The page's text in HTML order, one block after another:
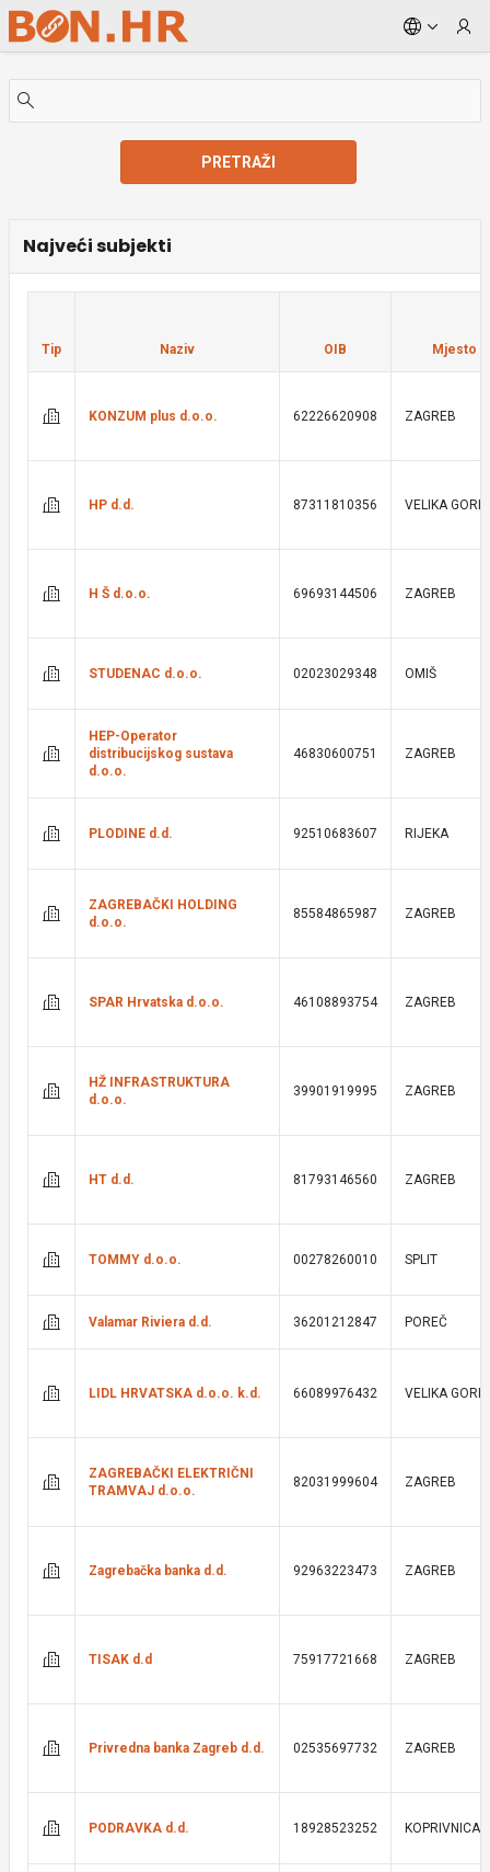
Skip to Main Content
PRETRAŽI
Najveći subjekti
Tip Naziv OIB Mjesto
KONZUM plus d.o.o. 62226620908 ZAGREB
HP d.d. 87311810356 VELIKA
H Š d.o.o. 69693144506 ZAGREB
STUDENAC d.o.o. 02023029348 OMIŠ
HEP-Operator
distribucijskog sustava
d.o.o.
46830600751 ZAGREB
PLODINE d.d. 92510683607 RIJEKA
ZAGREBAČKI HOLDING
d.o.o.
85584865987 ZAGREB
SPAR Hrvatska d.o.o. 46108893754 ZAGREB
HŽ INFRASTRUKTURA
d.o.o.
39901919995 ZAGREB
HT d.d. 81793146560 ZAGREB
TOMMY d.o.o. 00278260010 SPLIT
Valamar Riviera d.d. 36201212847 POREČ
LIDL HRVATSKA d.o.o. k.d. 66089976432 VELIKA
ZAGREBAČKI ELEKTRIČNI
TRAMVAJ d.o.o.
82031999604 ZAGREB
Zagrebačka banka d.d. 92963223473 ZAGREB
TISAK d.d 75917721668 ZAGREB
Privredna banka Zagreb d.d. 02535697732 ZAGREB
PODRAVKA d.d. 18928523252 KOPRIVNICA